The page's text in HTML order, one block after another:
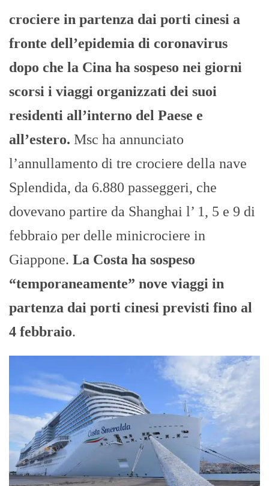
crociere in partenza dai porti cinesi a
fronte dell’epidemia di coronavirus
dopo che la Cina ha sospeso nei giorni
scorsi i viaggi organizzati dei suoi
residenti all’interno del Paese e
all’estero. Msc ha annunciato
l’annullamento di tre crociere della nave
Splendida, da 6.880 passeggeri, che
dovevano partire da Shanghai l’ 1, 5 e 9 di
febbraio per delle minicrociere in
Giappone. La Costa ha sospeso
“temporaneamente” nove viaggi in
partenza dai porti cinesi previsti fino al
4 febbraio.